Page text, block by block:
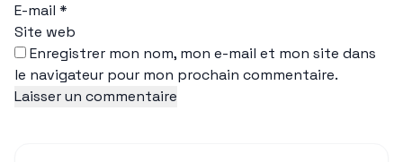
E-mail *
Site web
Enregistrer mon nom, mon e-mail et mon site dans
le navigateur pour mon prochain commentaire.